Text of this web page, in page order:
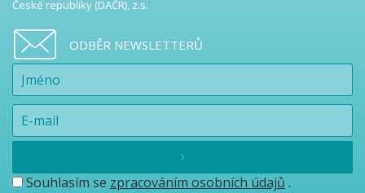
České republiky (DAČR), z.s.
ODBĚR NEWSLETTERŮ
Souhlasím se zpracováním osobních údajů .